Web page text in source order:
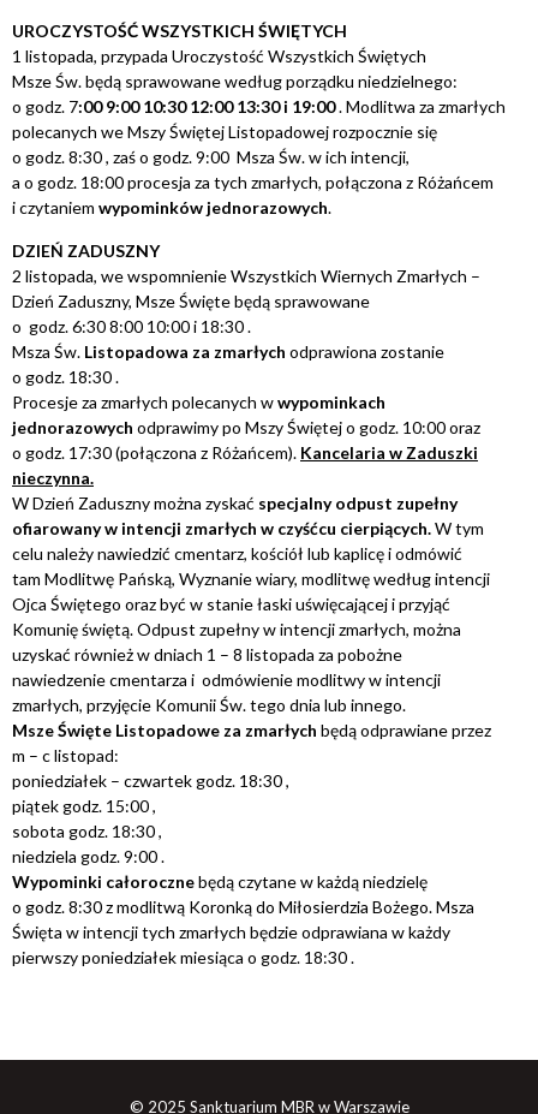
UROCZYSTOŚĆ WSZYSTKICH ŚWIĘTYCH
1 listopada, przypada Uroczystość Wszystkich Świętych
Msze Św. będą sprawowane według porządku niedzielnego:
o godz. 7:00 9:00 10:30 12:00 13:30 i 19:00. Modlitwa za zmarłych
polecanych we Mszy Świętej Listopadowej rozpocznie się
o godz. 8:30 , zaś o godz. 9:00 Msza Św. w ich intencji,
a o godz. 18:00 procesja za tych zmarłych, połączona z Różańcem
i czytaniem wypominków jednorazowych.
DZIEŃ ZADUSZNY
2 listopada, we wspomnienie Wszystkich Wiernych Zmarłych –
Dzień Zaduszny, Msze Święte będą sprawowane
o godz. 6:30 8:00 10:00 i 18:30 .
Msza Św. Listopadowa za zmarłych odprawiona zostanie
o godz. 18:30 .
Procesje za zmarłych polecanych wwypominkach
jednorazowych odprawimy po Mszy Świętej o godz. 10:00 oraz
o godz. 17:30 (połączona z Różańcem). Kancelaria w Zaduszki
nieczynna.
W Dzień Zaduszny można zyskać specjalny odpust zupełny
ofiarowany w intencji zmarłych w czyśćcu cierpiących.W tym
celu należy nawiedzić cmentarz, kościół lub kaplicę i odmówić
tam Modlitwę Pańską, Wyznanie wiary, modlitwę według intencji
Ojca Świętego oraz być w stanie łaski uświęcającej i przyjąć
Komunię świętą. Odpust zupełny w intencji zmarłych, można
uzyskać również w dniach 1 – 8 listopada za pobożne
nawiedzenie cmentarza i odmówienie modlitwy w intencji
zmarłych, przyjęcie Komunii Św. tego dnia lub innego.
Msze Święte Listopadowe za zmarłych będą odprawiane przez
m – c listopad:
poniedziałek – czwartek godz. 18:30 ,
piątek godz. 15:00 ,
sobota godz. 18:30 ,
niedziela godz. 9:00 .
Wypominki całorocznebędą czytane w każdą niedzielę
o godz. 8:30 z modlitwą Koronką do Miłosierdzia Bożego. Msza
Święta w intencji tych zmarłych będzie odprawiana w każdy
pierwszy poniedziałek miesiąca o godz. 18:30 .
© 2025 Sanktuarium MBR w Warszawie